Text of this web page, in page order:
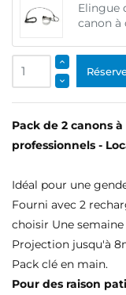
Elingue
canon
Pack de 2 canons
professionnels -
Idéal pour une
Fourni avec 2
choisir Une
Projection jusqu'à
Pack clé en main.
Pour des raison